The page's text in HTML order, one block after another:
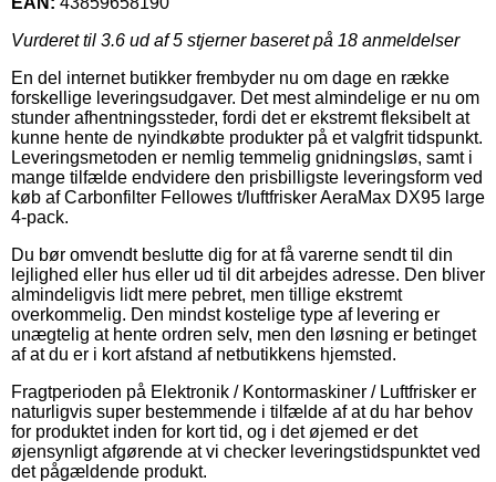
Vurderet til 3.6 ud af 5 stjerner baseret på 18 anmeldelser
En del internet butikker frembyder nu om dage en række
forskellige leveringsudgaver. Det mest almindelige er nu om
stunder afhentningssteder, fordi det er ekstremt fleksibelt at
kunne hente de nyindkøbte produkter på et valgfrit tidspunkt.
Leveringsmetoden er nemlig temmelig gnidningsløs, samt i
mange tilfælde endvidere den prisbilligste leveringsform ved
køb af Carbonfilter Fellowes t/luftfrisker AeraMax DX95 large
4-pack.
Du bør omvendt beslutte dig for at få varerne sendt til din
lejlighed eller hus eller ud til dit arbejdes adresse. Den bliver
almindeligvis lidt mere pebret, men tillige ekstremt
overkommelig. Den mindst kostelige type af levering er
unægtelig at hente ordren selv, men den løsning er betinget
af at du er i kort afstand af netbutikkens hjemsted.
Fragtperioden på Elektronik / Kontormaskiner / Luftfrisker er
naturligvis super bestemmende i tilfælde af at du har behov
for produktet inden for kort tid, og i det øjemed er det
øjensynligt afgørende at vi checker leveringstidspunktet ved
det pågældende produkt.